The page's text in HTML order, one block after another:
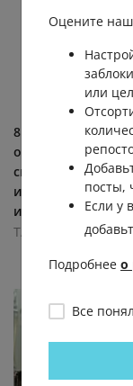
8 августа Россия
одну из важных
спортивных дат,
интересная и
история. Главное
ТАСС
Оцените
или
посты,
Если у
Подробнее о
Все